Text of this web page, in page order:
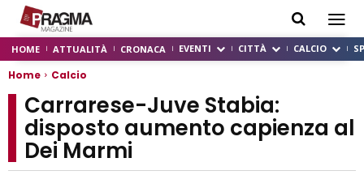
HOME ATTUALITÀ CRONACA EVENTI CITTÀ CALCIO
Home Calcio
Carrarese-Juve Stabia:
disposto aumento capienza al
Dei Marmi